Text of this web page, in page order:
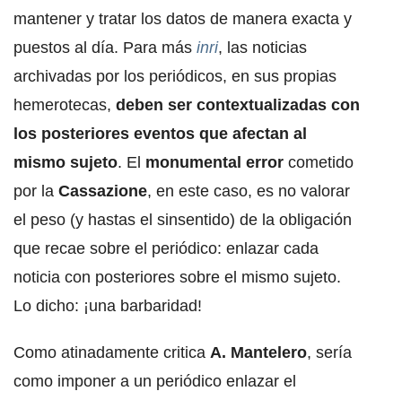
mantener y tratar los datos de manera exacta y
puestos al día. Para más inri, las noticias
archivadas por los periódicos, en sus propias
hemerotecas, deben ser contextualizadas con
los posteriores eventos que afectan al
mismo sujeto. El monumental error cometido
por la Cassazione, en este caso, es no valorar
el peso (y hastas el sinsentido) de la obligación
que recae sobre el periódico: enlazar cada
noticia con posteriores sobre el mismo sujeto.
Lo dicho: ¡una barbaridad!
Como atinadamente critica A. Mantelero, sería
como imponer a un periódico enlazar el